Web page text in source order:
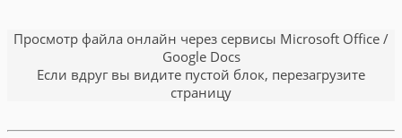
Просмотр файла онлайн через сервисы Microsoft Office /
Google Docs
Если вдруг вы видите пустой блок, перезагрузите
страницу